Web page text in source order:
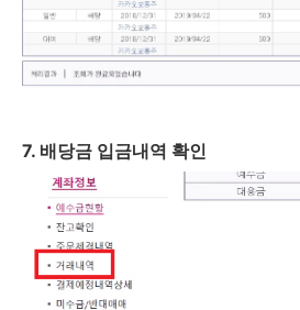
7. 배당금 입금내역 확인